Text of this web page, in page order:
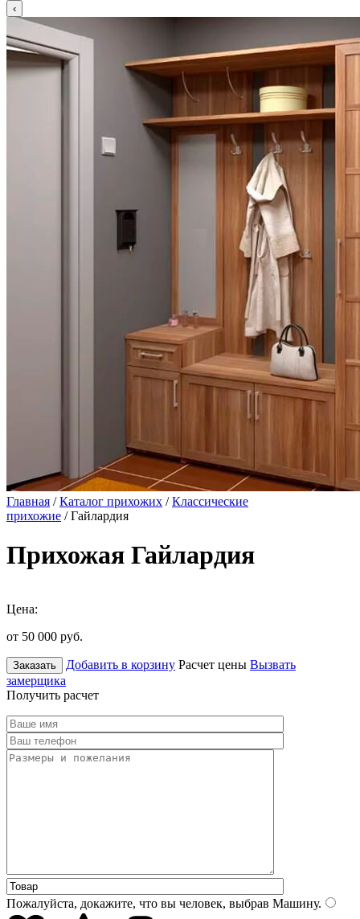
Главная /Каталог прихожих /Классические
прихожие / Гайлардия
Прихожая Гайлардия
Цена:
от 50 000 руб.
Заказать Добавить в корзину Расчет цены Вызвать
замерщика
Получить расчет
Пожалуйста, докажите, что вы человек, выбрав Машину.